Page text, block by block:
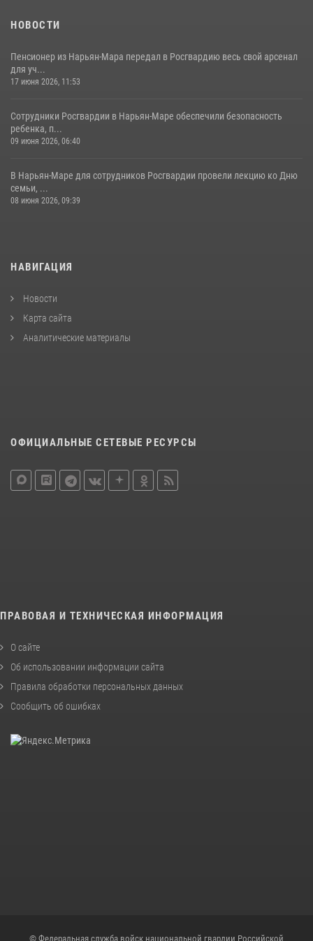
НОВОСТИ
Пенсионер из Нарьян-Мара передал в Росгвардию весь свой арсенал
для уч...
17 июня 2026, 11:53
Сотрудники Росгвардии в Нарьян-Маре обеспечили безопасность
ребенка, п...
09 июня 2026, 06:40
В Нарьян-Маре для сотрудников Росгвардии провели лекцию ко Дню
семьи, ...
08 июня 2026, 09:39
НАВИГАЦИЯ
Новости
Карта сайта
Аналитические материалы
ОФИЦИАЛЬНЫЕ СЕТЕВЫЕ РЕСУРСЫ
ПРАВОВАЯ И ТЕХНИЧЕСКАЯ ИНФОРМАЦИЯ
О сайте
Об использовании информации сайта
Правила обработки персональных данных
Сообщить об ошибках
© Федеральная служба войск национальной гвардии Российской